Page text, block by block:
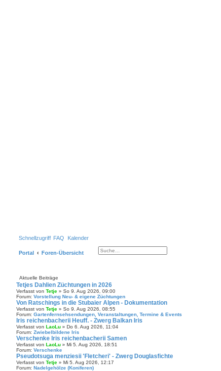
Schnellzugriff FAQ Kalender
Portal Foren-Übersicht Suche
Erweiterte Suche
Aktuelle Beiträge
Tetjes Dahlien Züchtungen in 2026
Verfasst von Tetje » So 9. Aug 2026, 09:00
Forum: Vorstellung Neu- & eigene Züchtungen
Von Ratschings in die Stubaier Alpen - Dokumentation
Verfasst von Tetje » So 9. Aug 2026, 08:55
Forum: Gartenfernsehsendungen, Veranstaltungen, Termine & Events
Iris reichenbacherii Heuff. - Zwerg Balkan Iris
Verfasst von LaoLu » Do 6. Aug 2026, 11:04
Forum: Zwiebelbildene Iris
Verschenke Iris reichenbacherii Samen
Verfasst von LaoLu » Mi 5. Aug 2026, 18:51
Forum: Verschenke
Pseudotsuga menziesii 'Fletcheri' - Zwerg Douglasfichte
Verfasst von Tetje » Mi 5. Aug 2026, 12:17
Forum: Nadelgehölze (Koniferen)